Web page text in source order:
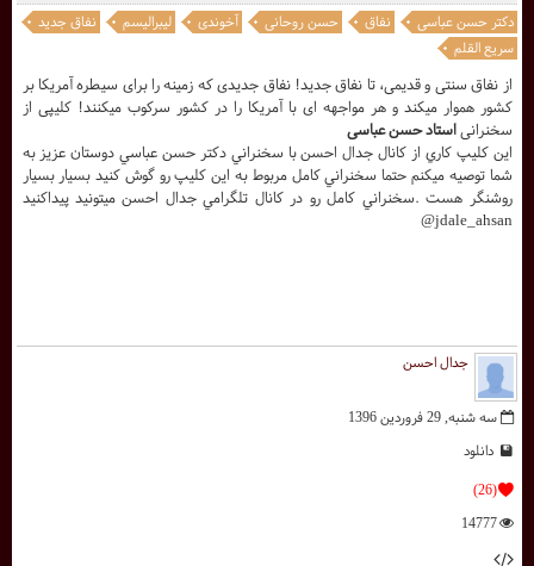
جدال احسن
سه شنبه, 29 فروردين 1396
دانلود
(26)
14777
از نفاق سنتی و قدیمی، تا نفاق جدید! نفاق جدیدی که زمینه را برای سیطره آمریکا بر
کشور هموار میکند و هر مواجهه ای با آمریکا را در کشور سرکوب میکنند! کلیپی از
سخنرانیاستاد حسن عباسی
اين کليپ کاري از کانال جدال احسن با سخنراني دکتر حسن عباسي دوستان عزيز به
شما توصيه ميکنم حتما سخنراني کامل مربوط به اين کليپ رو گوش کنيد بسيار بسيار
روشنگر هست .سخنراني کامل رو در کانال تلگرامي جدال احسن ميتونيد پيداکنيد
jdale_ahsan@
دکتر حسن عباسی نفاق حسن روحانی آخوندی لیبرالیسم
نفاق جدید
سریع القلم